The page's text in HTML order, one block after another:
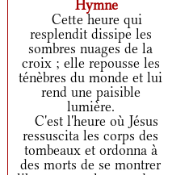
Hymne
Cette heure qui
resplendit dissipe les
sombres nuages de la
croix ; elle repousse les
ténèbres du monde et lui
rend une paisible
lumière.
C'est l'heure où Jésus
ressuscita les corps des
tombeaux et ordonna à
des morts de se montrer